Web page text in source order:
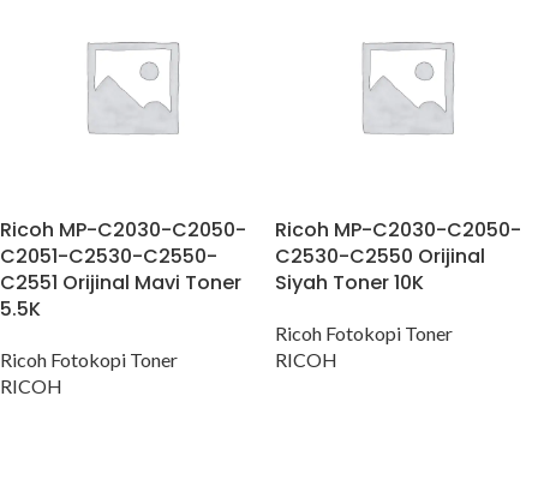
Ricoh MP-C2030-C2050-
C2051-C2530-C2550-
C2551 Orijinal Mavi Toner
5.5K
Ricoh Fotokopi Toner
RICOH
Ricoh MP-C2030-C2050-
C2530-C2550 Orijinal
Siyah Toner 10K
Ricoh Fotokopi Toner
RICOH